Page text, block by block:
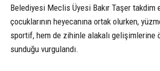
Belediyesi Meclis Üyesi Bakır Taşer
çocuklarının heyecanına ortak olurken,
sportif, hem de zihinle alakalı gelişimlerine
sunduğu vurgulandı.